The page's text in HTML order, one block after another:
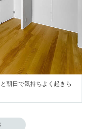
朝日で気持ちよく起きら